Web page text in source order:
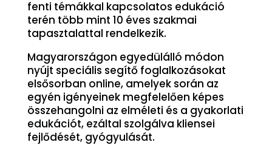
fenti témákkal kapcsolatos edukáció
terén több mint 10 éves szakmai
tapasztalattal rendelkezik.
Magyarországon egyedülálló módon
nyújt speciális segítő foglalkozásokat
elsősorban online, amelyek során az
egyén igényeinek megfelelően képes
összehangolni az elméleti és a gyakorlati
edukációt, ezáltal szolgálva kliensei
fejlődését, gyógyulását.